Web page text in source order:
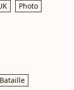
Photo